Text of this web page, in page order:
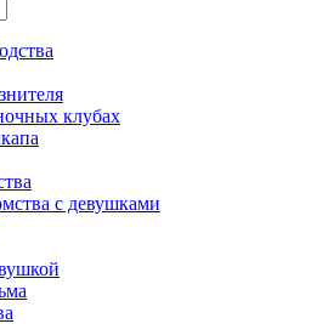
клубах
с девушками